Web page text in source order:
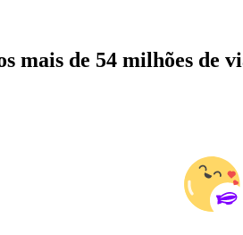
mais de 54 milhões de